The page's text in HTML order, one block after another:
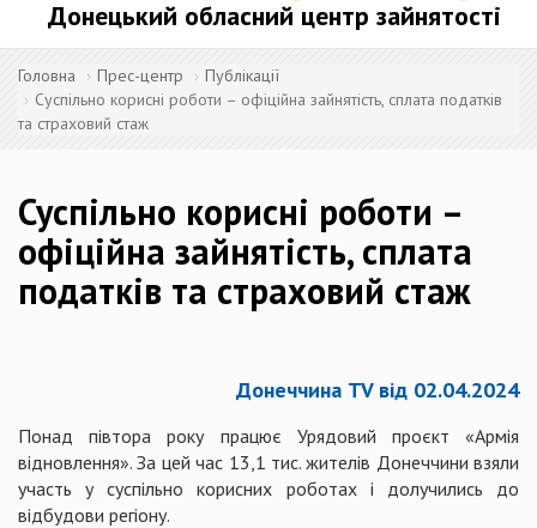
Донецький обласний центр зайнятості
Головна Прес-центр
Публікації
Суспільно корисні роботи – офіційна зайнятість, сплата податків
та страховий стаж
Суспільно корисні роботи –
офіційна зайнятість, сплата
податків та страховий стаж
Донеччина TV від 02.04.2024
Понад півтора року працює Урядовий проєкт «Армія
відновлення». За цей час 13,1 тис. жителів Донеччини взяли
участь у суспільно корисних роботах і долучились до
відбудови регіону.